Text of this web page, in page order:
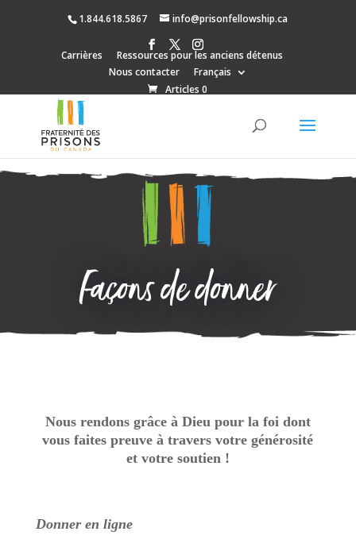
1.844.618.5867 info@prisonfellowship.ca
Carrières
Ressources pour les anciens détenus
Nous contacter
Français
Articles 0
Façons de donner
Nous rendons grâce à Dieu pour la foi dont
vous faites preuve à travers votre générosité
et votre soutien !
Donner en ligne